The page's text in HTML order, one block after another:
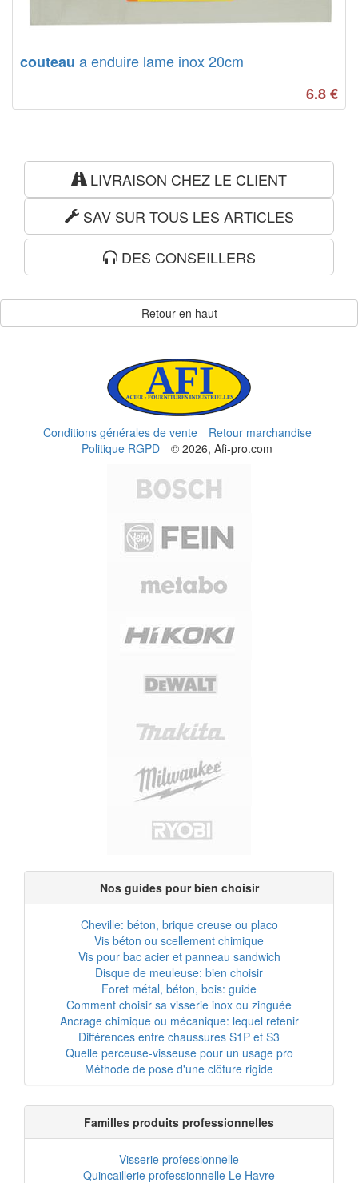
couteau a enduire lame inox 20cm
6.8€
LIVRAISON CHEZ LE CLIENT
SAV SUR TOUS LES ARTICLES
DES CONSEILLERS
Retour en haut
Conditions générales de vente
Retour marchandise
Politique RGPD
© 2026, Afi-pro.com
Nos guides pour bien choisir
Cheville: béton, brique creuse ou placo
Vis béton ou scellement chimique
Vis pour bac acier et panneau sandwich
Disque de meuleuse: bien choisir
Foret métal, béton, bois: guide
Comment choisir sa visserie inox ou zinguée
Ancrage chimique ou mécanique: lequel retenir
Différences entre chaussures S1P et S3
Quelle perceuse-visseuse pour un usage pro
Méthode de pose d'une clôture rigide
Familles produits professionnelles
Visserie professionnelle
Quincaillerie professionnelle Le Havre